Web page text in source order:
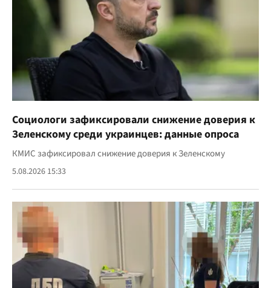
Социологи зафиксировали снижение доверия к
Зеленскому среди украинцев: данные опроса
КМИС зафиксировал снижение доверия к Зеленскому
5.08.2026 15:33